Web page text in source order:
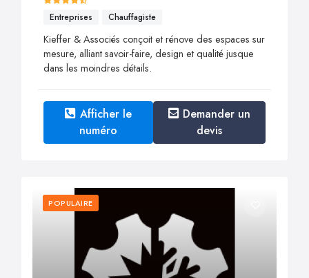
Entreprises Chauffagiste
Kieffer & Associés conçoit et rénove des espaces sur
mesure, alliant savoir-faire, design et qualité jusque
dans les moindres détails.
Afficher le
numéro
Demander un
devis
POPULAIRE